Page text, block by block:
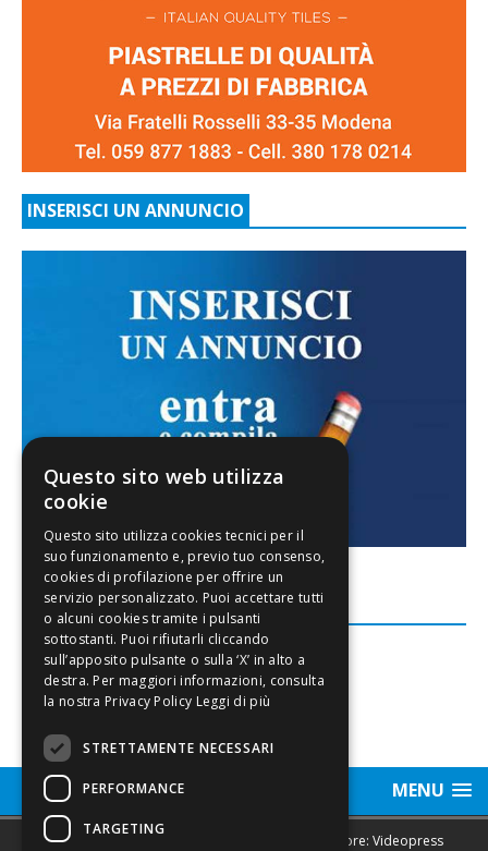
INSERISCI UN ANNUNCIO
FACEBOOK
MENU
Sede legale, Redazione, pubblicità e annunci Editore: Videopress
Questo sito web utilizza
cookie
Leggi di più
STRETTAMENTE NECESSARI
PERFORMANCE
TARGETING